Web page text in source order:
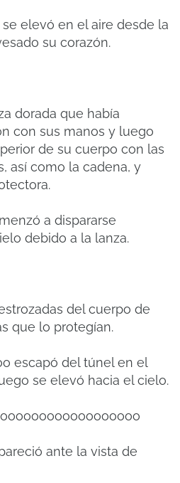
elevó en el aire desde la
su corazón.
dorada que había
con sus manos y luego
de su cuerpo con las
así como la cadena, y
a dispararse
debido a la lanza.
del cuerpo de
que lo protegían.
escapó del túnel en el
se elevó hacia el cielo.
ante la vista de